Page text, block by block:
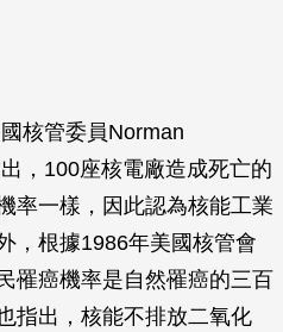
核管委員Norman
，100座核電廠造成死亡的
率一樣，因此認為核能工業
，根據1986年美國核管會
罹癌機率是自然罹癌的三百
指出，核能不排放二氧化